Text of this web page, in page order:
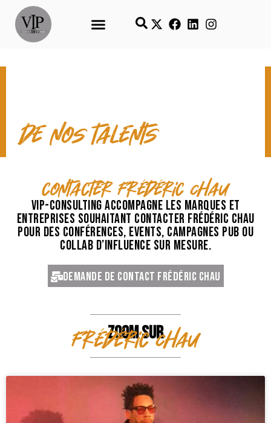
CONTACT & TEMPS FORTS
de nos talents
contacter Frédéric Chau
VIP-Consulting accompagne les marques et
entreprises souhaitant contacter Frédéric Chau
pour des conférences, events, campagnes pub ou
collab d’influence sur mesure.
Demande de contact Frédéric Chau
ZOOM SUR
Frédéric Chau